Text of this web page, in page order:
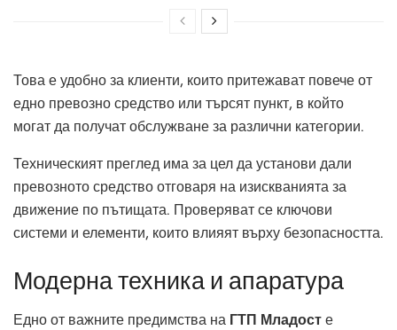
Това е удобно за клиенти, които притежават повече от
едно превозно средство или търсят пункт, в който
могат да получат обслужване за различни категории.
Техническият преглед има за цел да установи дали
превозното средство отговаря на изискванията за
движение по пътищата. Проверяват се ключови
системи и елементи, които влияят върху безопасността.
Модерна техника и апаратура
Едно от важните предимства на ГТП Младосте